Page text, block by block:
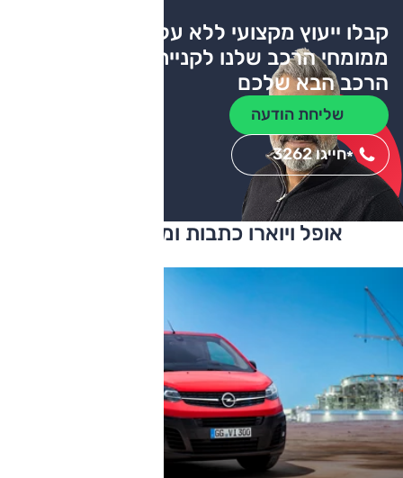
קבלו ייעוץ מקצועי ללא עלות
ממומחי הרכב שלנו לקניית
הרכב הבא שלכם
שליחת הודעה
חייגו 3262*
אופל ויוארו כתבות ומבחני דרכים